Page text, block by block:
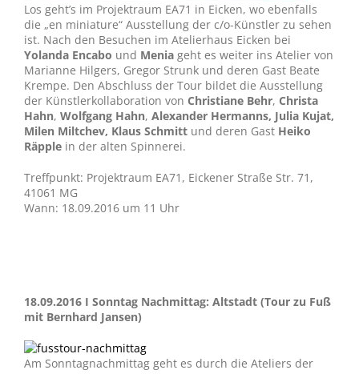
Los geht’s im Projektraum EA71 in Eicken, wo ebenfalls
die „en miniature“ Ausstellung der c/o-Künstler zu sehen
ist. Nach den Besuchen im Atelierhaus Eicken bei
Yolanda Encabo und Menia geht es weiter ins Atelier von
Marianne Hilgers, Gregor Strunk und deren Gast Beate
Krempe. Den Abschluss der Tour bildet die Ausstellung
der Künstlerkollaboration von Christiane Behr, Christa
Hahn, Wolfgang Hahn, Alexander Hermanns, Julia Kujat,
Milen Miltchev, Klaus Schmitt und deren Gast Heiko
Räpple in der alten Spinnerei.
Treffpunkt: Projektraum EA71, Eickener Straße Str. 71,
41061 MG
Wann: 18.09.2016 um 11 Uhr
18.09.2016 I Sonntag Nachmittag: Altstadt (Tour zu Fuß
mit Bernhard Jansen)
Am Sonntagnachmittag geht es durch die Ateliers der